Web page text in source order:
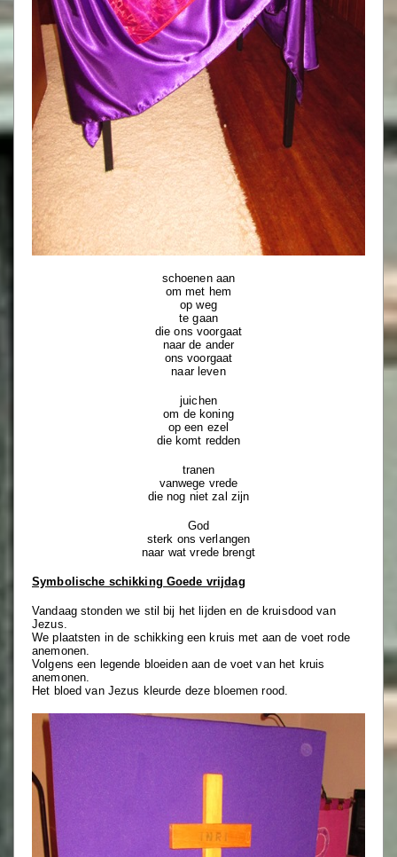
schoenen aan
om met hem
op weg
te gaan
die ons voorgaat
naar de ander
ons voorgaat
naar leven
juichen
om de koning
op een ezel
die komt redden
tranen
vanwege vrede
die nog niet zal zijn
God
sterk ons verlangen
naar wat vrede brengt
Symbolische schikking Goede vrijdag
Vandaag stonden we stil bij het lijden en de kruisdood van
Jezus.
We plaatsten in de schikking een kruis met aan de voet rode
anemonen.
Volgens een legende bloeiden aan de voet van het kruis
anemonen.
Het bloed van Jezus kleurde deze bloemen rood.